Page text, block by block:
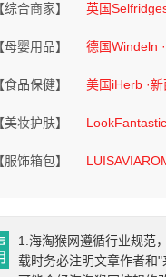
【综合商家】 英国
【母婴用品】 德国Windeln
【食品保健】 美国iHerb ·
【美妆护肤】 LookFantastic
【服饰箱包】
1.海淘猴网遵循行业规范
载时务必注明文章作者和